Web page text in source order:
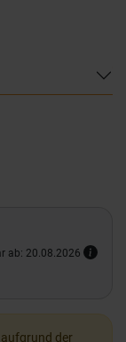
ab: 20.08.2026
aufgrund der